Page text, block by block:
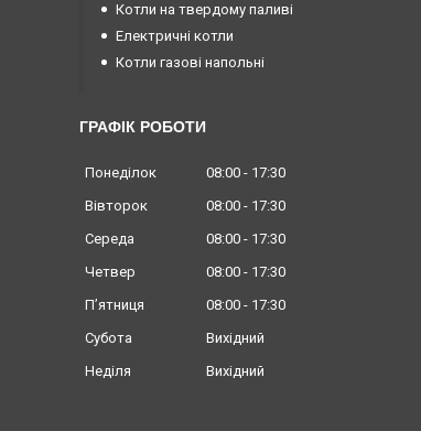
Котли на твердому паливі
Електричні котли
Котли газові напольні
ГРАФІК РОБОТИ
Понеділок 08:00
17:30
Вівторок
08:00
17:30
Середа
08:00
17:30
Четвер
08:00
17:30
Пʼятниця
08:00
17:30
Субота
Вихідний
Неділя
Вихідний